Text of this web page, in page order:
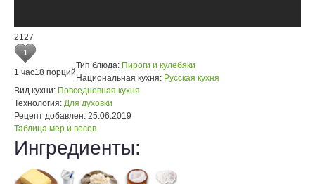
2127
1
1 час18 порций
Тип блюда: Пироги и кулебяки
Национальная кухня: Русская кухня
Вид кухни: Повседневная кухня
Технология: Для духовки
Рецепт добавлен: 25.06.2019
Таблица мер и весов
Ингредиенты: